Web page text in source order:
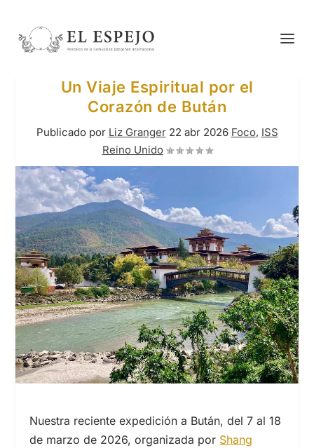
Un Viaje Espiritual por el
Corazón de Bután
Publicado por Liz Granger 22 abr 2026 Foco, ISS
Reino Unido
Nuestra reciente expedición a Bután, del7al18
de marzo de 2026, organizada por Shang